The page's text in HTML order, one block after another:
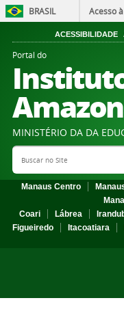
BRASIL Acesso
ACESSIBILIDADE
Portal do
MINISTÉRIO DA DA
Search Site
Manaus Centro
Coari
Lábrea
Figueiredo
Itacoatiara